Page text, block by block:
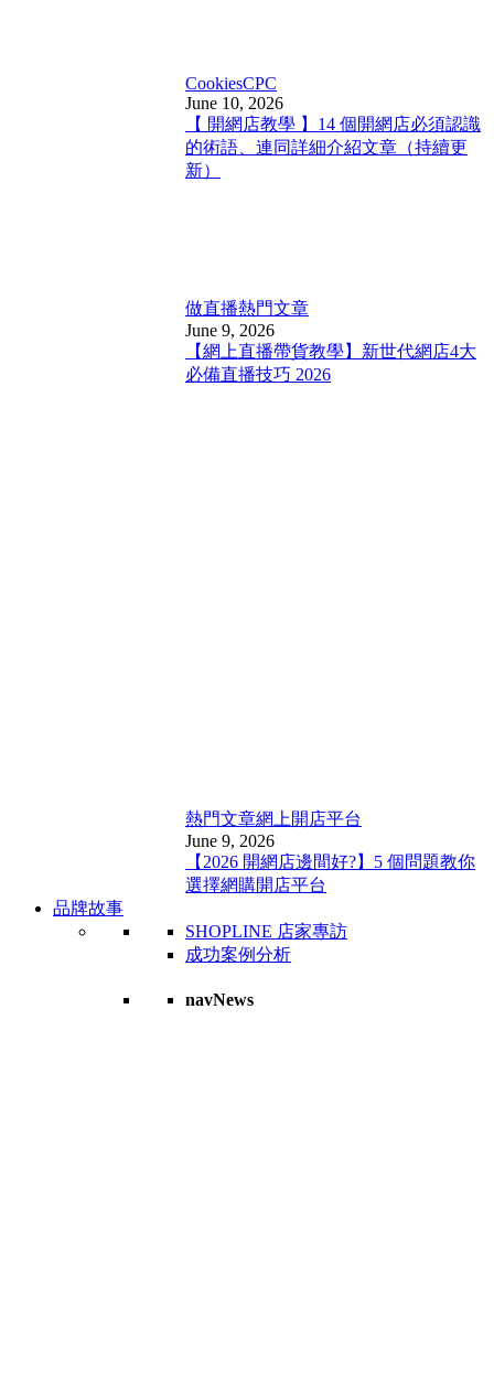
CookiesCPC
June 10, 2026
【 開網店教學 】14 個開網店必須認識
的術語、連同詳細介紹文章（持續更
新）
做直播熱門文章
June 9, 2026
【網上直播帶貨教學】新世代網店4大
必備直播技巧 2026
熱門文章網上開店平台
June 9, 2026
【2026 開網店邊間好?】5 個問題教你
選擇網購開店平台
品牌故事
SHOPLINE 店家專訪
成功案例分析
navNews